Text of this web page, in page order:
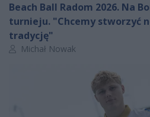
Beach Ball Radom 2026. Na
turnieju. "Chcemy stworzyć
tradycję"
Autor artykułu:
Michał Nowak